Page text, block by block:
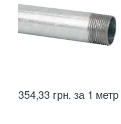
354,33 грн. за 1 метр